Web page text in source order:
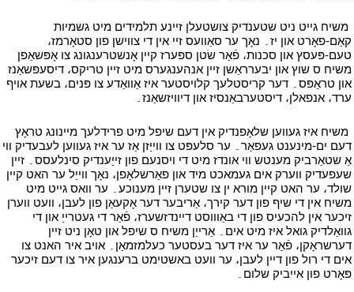
משיח גייט ניט שטענדיק צושטעלן זיינע תלמידים מיט גשמיות
קאַם-פאָרט און יז۔ נאָך ער סאַוועס זיי אין די צווישן פון סטאָרמז،
טעם-פּעסץ און סכנות، פֿאַר שׂטן ספּערז קיין אָנשטרענגונג צו אָפּשאַפן
משיח ס שוץ און יבערראַשן זיין אנהענגערס מיט זיין טריקס، דיסעפּשאַנז
און טראַפּס۔ דער קריסטלעך קלויסטער איז אַוואַדע צו פּנים، בשעת אויף
ערד، אנפאלן، דיסטערבאַנסיז און דיוויזשאַנז۔
משיח איז געווען שלאָפנדיק אין דעם שיפל מיט פרידלעך מיינונג טראָץ
דעם ים-מינענט געפאַר۔ ער סלעפּט צו ווייַזן אַז ער איז געווען לעבעדיק ווי
אַ שטאַרביק מענטש ווי אונדז מיט די ויסנעם פון זייַענדיק סינלעסס۔ זיין
שעפעדיק ווערק אים געמאכט מיד און פאַרשלאָפן، נאָך ווייַל ער האט קיין
שולד، ער האט קיין מורא ין צו שטערן זיין מענוכע۔ ער וואס גייט מיט
משיח אין די שיף פון דער קירך، אַריבער דער אָקעאַן פון לעבן، וועט ווערן
זיכער אין להכעיס פון די באַוווסט דיינדזשערז، פֿאַר די געטרייַ און די
גוואַלדיק גואל איז מיט אים۔ אַרייַן משיח ס שיפל און טאָן ניט זיין
דערשראָקן، פֿאַר ער איז דער בעסטער כעלמזמאַן۔ אויב איר האנט צו
אים די רול פון דיין לעבן، ער וועט באשטימט ברענגען איר צו דעם זיכער
פּאָרט פון אייביק שלום۔